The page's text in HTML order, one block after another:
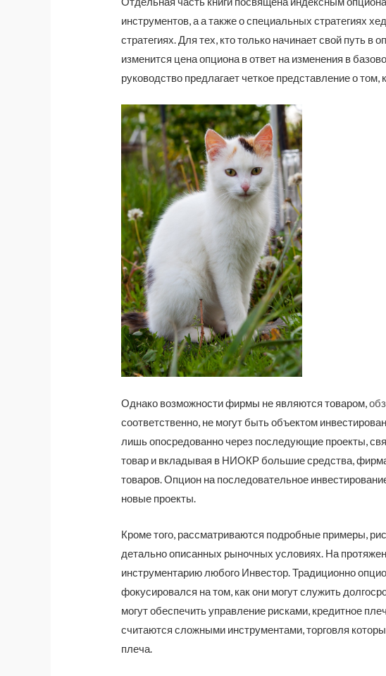
инструментов, а а также о специальных стратегиях
стратегиях. Для тех, кто только начинает свой путь
изменится цена опциона в ответ на изменения в
руководство предлагает четкое представление о том,
Однако возможности фирмы не являются товаром,
соответственно, не могут быть объектом
лишь опосредованно через последующие проекты,
товар и вкладывая в НИОКР большие средства,
товаров. Опцион на последовательное
новые проекты.
Кроме того, рассматриваются подробные примеры,
детально описанных рыночных условиях. На
инструментарию любого Инвестор. Традиционно
фокусировался на том, как они могут служить
могут обеспечить управление рисками, кредитное
считаются сложными инструментами, торговля
плеча.